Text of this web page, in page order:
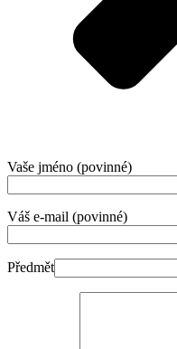
Vaše jméno (povinné)
Váš e-mail (povinné)
Předmět